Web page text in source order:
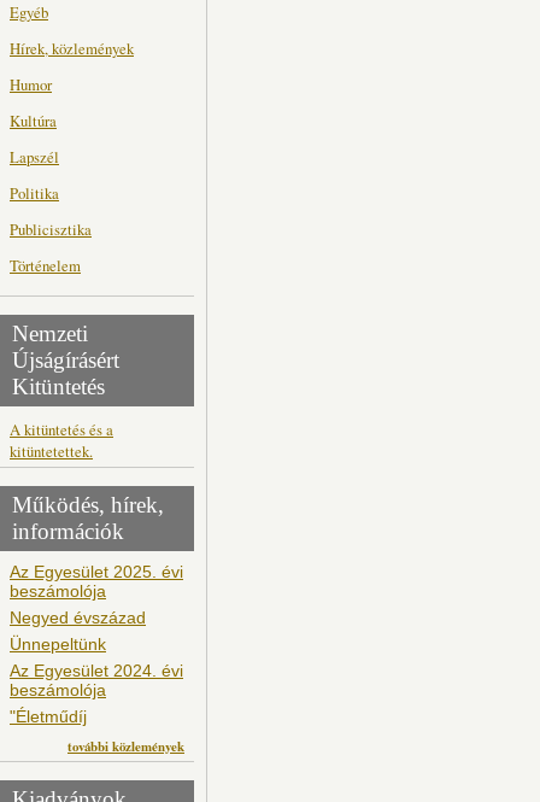
Egyéb
Hírek, közlemények
Humor
Kultúra
Lapszél
Politika
Publicisztika
Történelem
Nemzeti
Újságírásért
Kitüntetés
A kitüntetés és a
kitüntetettek.
Működés, hírek,
információk
Az Egyesület 2025. évi
beszámolója
Negyed évszázad
Ünnepeltünk
Az Egyesület 2024. évi
beszámolója
"Életműdíj
további közlemények